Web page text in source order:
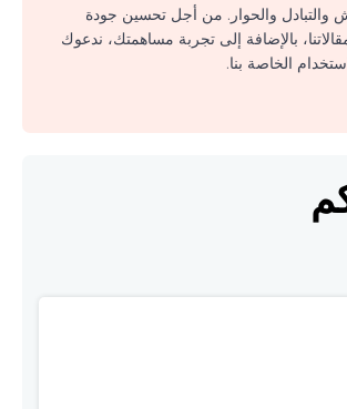
والتبادل والحوار. من أجل تحسين جودة
بالإضافة إلى تجربة مساهمتك، ندعوك
الخاصة بنا.